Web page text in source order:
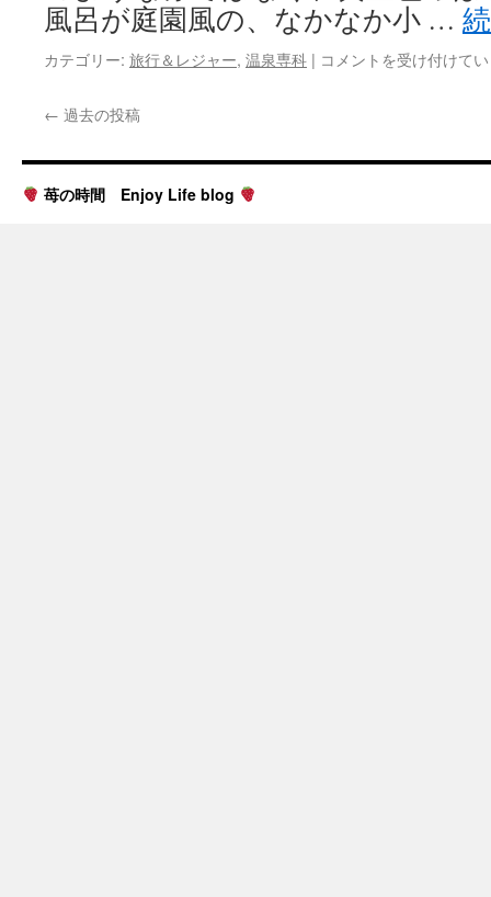
風呂が庭園風の、なかなか小 …
カテゴリー: 旅行＆レジャー, 温泉専科 | 兵
は
コメントを受け付けて
← 過去の投稿
苺の時間 Enjoy Life blog